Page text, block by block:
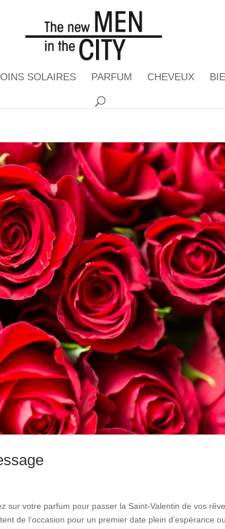
SOLAIRES PARFUM CHEVEUX
sur votre parfum pour passer la Saint-Valentin de vos
de l’occasion pour un premier date plein d’espérance